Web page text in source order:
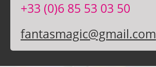
+33 (0)6 85 53 03 50
fantasmagic@gmail.com